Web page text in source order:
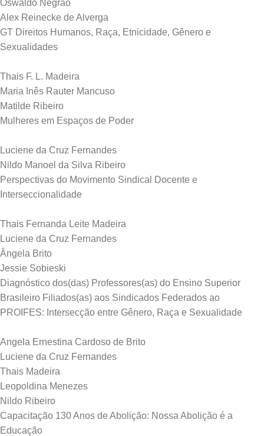
Oswaldo Negrão
Alex Reinecke de Alverga
GT Direitos Humanos, Raça, Etnicidade, Gênero e
Sexualidades
Thais F. L. Madeira
Maria Inês Rauter Mancuso
Matilde Ribeiro
Mulheres em Espaços de Poder
Luciene da Cruz Fernandes
Nildo Manoel da Silva Ribeiro
Perspectivas do Movimento Sindical Docente e
Interseccionalidade
Thais Fernanda Leite Madeira
Luciene da Cruz Fernandes
Ângela Brito
Jessie Sobieski
Diagnóstico dos(das) Professores(as) do Ensino Superior
Brasileiro Filiados(as) aos Sindicados Federados ao
PROIFES: Intersecção entre Gênero, Raça e Sexualidade
Angela Ernestina Cardoso de Brito
Luciene da Cruz Fernandes
Thais Madeira
Leopoldina Menezes
Nildo Ribeiro
Capacitação 130 Anos de Abolição: Nossa Abolição é a
Educação